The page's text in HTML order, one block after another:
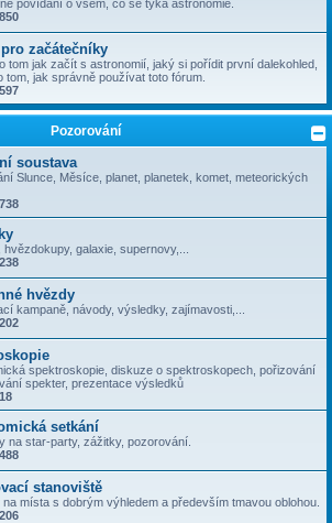
povídání o všem, co se týka astronomie.
850
začátečníky
tom jak začít s astronomií, jaký si pořídit první dalekohled,
tom, jak správně používat toto fórum.
597
Pozorování
soustava
Slunce, Měsíce, planet, planetek, komet, meteorických
738
hvězdokupy, galaxie, supernovy,...
238
hvězdy
kampaně, návody, výsledky, zajímavosti,...
202
spektroskopie, diskuze o spektroskopech, pořizování
spekter, prezentace výsledků
18
setkání
na star-party, zážitky, pozorování.
488
stanoviště
na místa s dobrým výhledem a především tmavou oblohou.
206